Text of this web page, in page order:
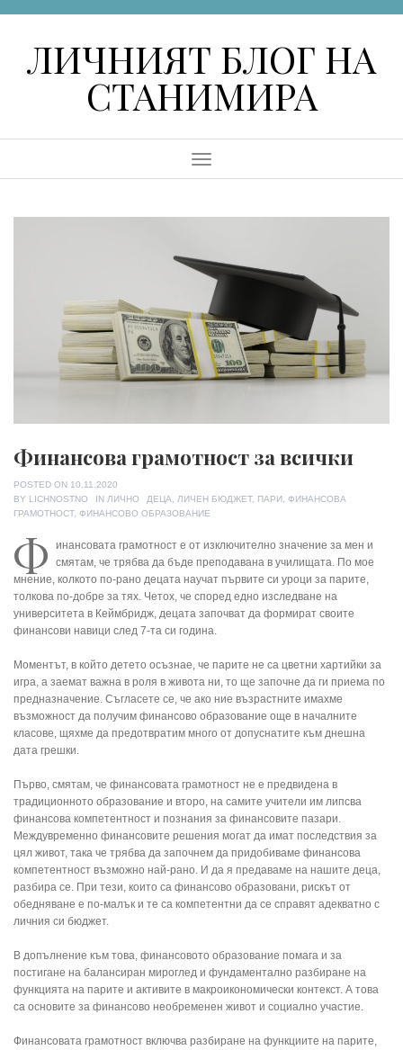
ЛИЧНИЯТ БЛОГ НА
СТАНИМИРА
Menu
Финансова грамотност за всички
POSTED ON 10.11.2020
BY LICHNOSTNO IN ЛИЧНО TAGS
ДЕЦА, ЛИЧЕН БЮДЖЕТ, ПАРИ, ФИНАНСОВА
ГРАМОТНОСТ, ФИНАНСОВО ОБРАЗОВАНИЕ
Ф
инансовата грамотност е от изключително значение за мен и
смятам, че трябва да бъде преподавана в училищата. По мое
мнение, колкото по-рано децата научат първите си уроци за парите,
толкова по-добре за тях. Четох, че според едно изследване на
университета в Кеймбридж, децата започват да формират своите
финансови навици след 7-та си година.
Моментът, в който детето осъзнае, че парите не са цветни хартийки за
игра, а заемат важна в роля в живота ни, то ще започне да ги приема по
предназначение. Съгласете се, че ако ние възрастните имахме
възможност да получим финансово образование още в началните
класове, щяхме да предотвратим много от допуснатите към днешна
дата грешки.
Първо, смятам, че финансовата грамотност не е предвидена в
традиционното образование и второ, на самите учители им липсва
финансова компетентност и познания за финансовите пазари.
Междувременно финансовите решения могат да имат последствия за
цял живот, така че трябва да започнем да придобиваме финансова
компетентност възможно най-рано. И да я предаваме на нашите деца,
разбира се. При тези, които са финансово образовани, рискът от
обедняване е по-малък и те са компетентни да се справят адекватно с
личния си бюджет.
В допълнение към това, финансовото образование помага и за
постигане на балансиран мироглед и фундаментално разбиране на
функцията на парите и активите в макроикономически контекст. А това
са основите за финансово необременен живот и социално участие.
Финансовата грамотност включва разбиране на функциите на парите,